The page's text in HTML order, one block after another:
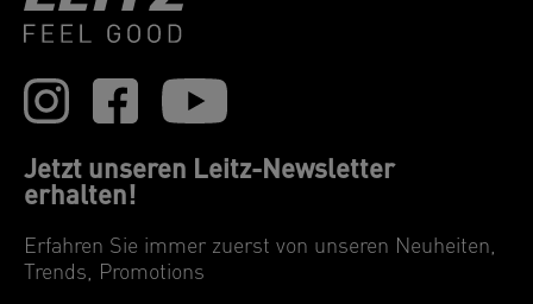
Jetzt unseren Leitz-Newsletter
erhalten!
Erfahren Sie immer zuerst von unseren Neuheiten,
Trends, Promotions